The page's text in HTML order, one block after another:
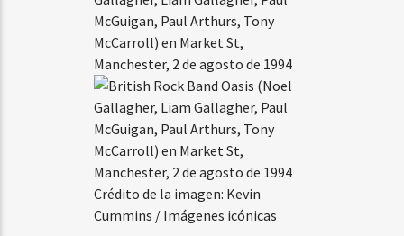
Crédito de la imagen: Kevin
Cummins / Imágenes icónicas